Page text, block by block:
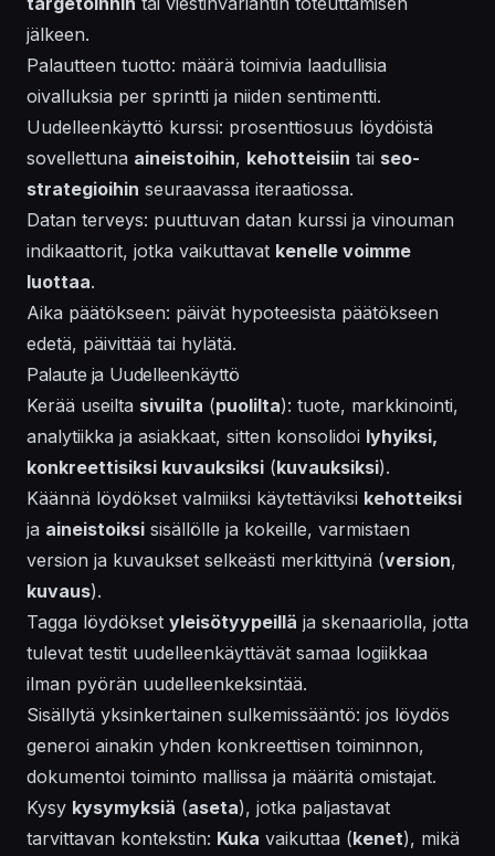
jälkeen.
Palautteen tuotto: määrä toimivia laadullisia
oivalluksia per sprintti ja niiden sentimentti.
Uudelleenkäyttö kurssi: prosenttiosuus löydöistä
sovellettuna aineistoihin, kehotteisiin tai seo-
strategioihin seuraavassa iteraatiossa.
Datan terveys: puuttuvan datan kurssi ja vinouman
indikaattorit, jotka vaikuttavat kenelle voimme
luottaa.
Aika päätökseen: päivät hypoteesista päätökseen
edetä, päivittää tai hylätä.
Palaute ja Uudelleenkäyttö
Kerää useilta sivuilta (puolilta): tuote, markkinointi,
analytiikka ja asiakkaat, sitten konsolidoi lyhyiksi,
konkreettisiksi kuvauksiksi (kuvauksiksi).
Käännä löydökset valmiiksi käytettäviksi kehotteiksi
ja aineistoiksi sisällölle ja kokeille, varmistaen
version ja kuvaukset selkeästi merkittyinä (version,
kuvaus).
Tagga löydökset yleisötyypeillä ja skenaariolla, jotta
tulevat testit uudelleenkäyttävät samaa logiikkaa
ilman pyörän uudelleenkeksintää.
Sisällytä yksinkertainen sulkemissääntö: jos löydös
generoi ainakin yhden konkreettisen toiminnon,
dokumentoi toiminto mallissa ja määritä omistajat.
Kysy kysymyksiä (aseta), jotka paljastavat
tarvittavan kontekstin: Kuka vaikuttaa (kenet), mikä